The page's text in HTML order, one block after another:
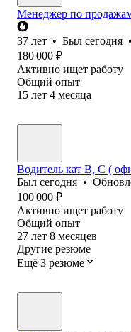
Менеджер по
37 лет • Был сегодня •
180 000 ₽
Активно ищет работу
Общий опыт
15 лет 4 месяца
Водитель кат В, С (
Был сегодня •
100 000 ₽
Активно ищет работу
Общий опыт
27 лет 8 месяцев
Другие резюме
Ещё 3 резюме